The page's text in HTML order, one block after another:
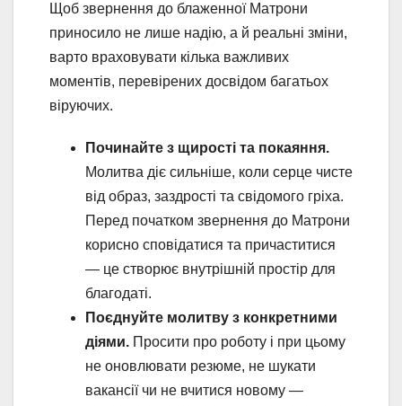
Щоб звернення до блаженної Матрони
приносило не лише надію, а й реальні зміни,
варто враховувати кілька важливих
моментів, перевірених досвідом багатьох
віруючих.
Починайте з щирості та покаяння.
Молитва діє сильніше, коли серце чисте
від образ, заздрості та свідомого гріха.
Перед початком звернення до Матрони
корисно сповідатися та причаститися
— це створює внутрішній простір для
благодаті.
Поєднуйте молитву з конкретними
діями. Просити про роботу і при цьому
не оновлювати резюме, не шукати
вакансії чи не вчитися новому —